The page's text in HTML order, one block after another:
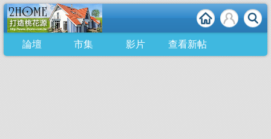
論壇 市集 影片 查看新帖